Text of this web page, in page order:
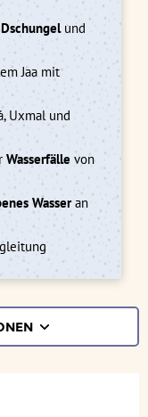
und
Jaa mit
Uxmal und
Wasserfälle von
Wasseran